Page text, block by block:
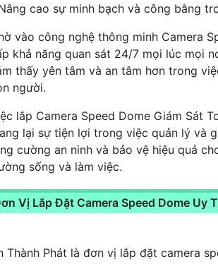
cao sự minh bạch và công bằng
vào công nghệ thông minh Camera
khả năng quan sát 24/7 mọi lúc mọi
thấy yên tâm và an tâm hơn trong
người.
lắp Camera Speed Dome Giám Sát
lại sự tiện lợi trong việc quản lý và
cường an ninh và bảo vệ hiệu quả
sống và làm việc.
Vị Lắp Đặt Camera Speed Dome Uy
Thành Phát là đơn vị lắp đặt camera